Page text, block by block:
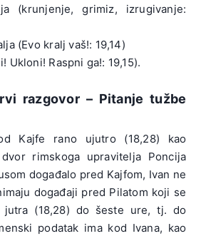
(krunjenje, grimiz, izrugivanje:
(Evo kralj vaš!: 19,14)
Ukloni! Raspni ga!: 19,15).
razgovor – Pitanje tužbe
Kajfe rano ujutro (18,28) kao
rimskoga upravitelja Poncija
događalo pred Kajfom, Ivan ne
događaji pred Pilatom koji se
jutra (18,28) do šeste ure, tj. do
podatak ima kod Ivana, kao